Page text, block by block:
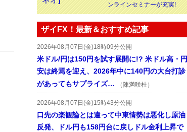
ンラインセミナーが充実!
ザイFX！最新＆おすすめ記事
2026年08月07日(金)18時09分公開
米ドル/円は150円を試す展開に!? 米ドル高・円
安は終焉を迎え、2026年中に140円の大台打診
があってもサプライズ…
（陳満咲杜）
2026年08月07日(金)15時43分公開
口先の楽観論とは違って中東情勢は悪化し原油
反発、ドル円も158円台に戻しドル金利上昇で